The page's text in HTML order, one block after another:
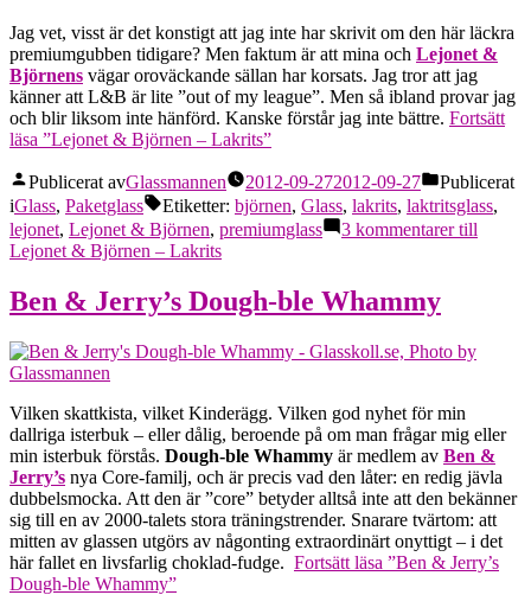
Jag vet, visst är det konstigt att jag inte har skrivit om den här läckra
premiumgubben tidigare? Men faktum är att mina och Lejonet &
Björnens vägar oroväckande sällan har korsats. Jag tror att jag
känner att L&B är lite ”out of my league”. Men så ibland provar jag
och blir liksom inte hänförd. Kanske förstår jag inte bättre. Fortsätt
läsa ”Lejonet & Björnen – Lakrits”
Publicerat avGlassmannen 2012-09-272012-09-27
Publicerat
iGlass, Paketglass Etiketter: björnen, Glass, lakrits, laktritsglass,
lejonet, Lejonet & Björnen, premiumglass 3 kommentarertill
Lejonet & Björnen – Lakrits
Ben & Jerry’s Dough-ble Whammy
Vilken skattkista, vilket Kinderägg. Vilken god nyhet för min
dallriga isterbuk – eller dålig, beroende på om man frågar mig eller
min isterbuk förstås. Dough-ble Whammy är medlem av Ben &
Jerry’s nya Core-familj, och är precis vad den låter: en redig jävla
dubbelsmocka. Att den är ”core” betyder alltså inte att den bekänner
sig till en av 2000-talets stora träningstrender. Snarare tvärtom: att
mitten av glassen utgörs av någonting extraordinärt onyttigt – i det
här fallet en livsfarlig choklad-fudge. Fortsätt läsa ”Ben & Jerry’s
Dough-ble Whammy”